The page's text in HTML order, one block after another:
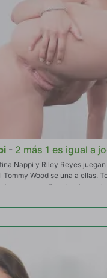
- 2 más 1 es igual a
Nappi y Riley Reyes
Wood se una a ellas.
en sus coños, ¡hasta que